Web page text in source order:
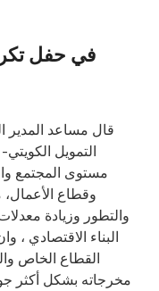
في حفل
قال مساعد المدير
التمويل
مستوى المجتمع
وقطاع
والتطور وزيادة
البناء الاقتصادي
القطاع الخاص
مخرجاته بشكل أكثر